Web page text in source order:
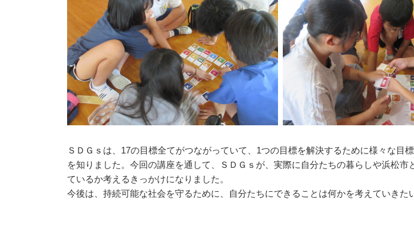
ＳＤＧｓは、17の目標全てがつながっていて、1つの目標を解決するために様々な目
を知りました。今回の講座を通して、ＳＤＧｓが、実際に自分たちの暮らしや浜松市
ているか考えるきっかけになりました。
今後は、持続可能な社会を守るために、自分たちにできることは何かを考えていきた